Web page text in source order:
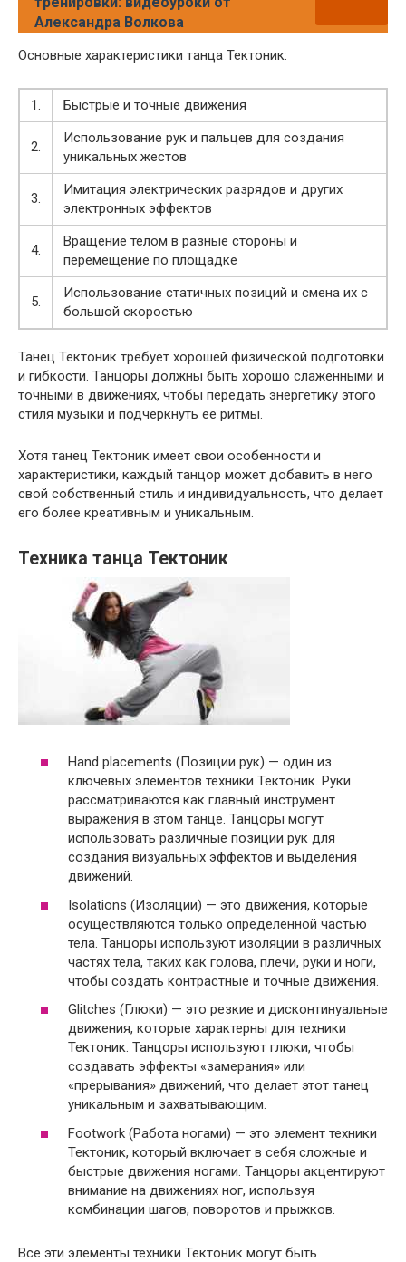
Александра Волкова
Основные характеристики танца Тектоник:
1. Быстрые и точные движения
2.
Использование рук и пальцев для создания
уникальных жестов
3.
Имитация электрических разрядов и других
электронных эффектов
4.
Вращение телом в разные стороны и
перемещение по площадке
5.
Использование статичных позиций и смена их с
большой скоростью
Танец Тектоник требует хорошей физической подготовки
и гибкости. Танцоры должны быть хорошо слаженными и
точными в движениях, чтобы передать энергетику этого
стиля музыки и подчеркнуть ее ритмы.
Хотя танец Тектоник имеет свои особенности и
характеристики, каждый танцор может добавить в него
свой собственный стиль и индивидуальность, что делает
его более креативным и уникальным.
Техника танца Тектоник
Hand placements (Позиции рук) — один из
ключевых элементов техники Тектоник. Руки
рассматриваются как главный инструмент
выражения в этом танце. Танцоры могут
использовать различные позиции рук для
создания визуальных эффектов и выделения
движений.
Isolations (Изоляции) — это движения, которые
осуществляются только определенной частью
тела. Танцоры используют изоляции в различных
частях тела, таких как голова, плечи, руки и ноги,
чтобы создать контрастные и точные движения.
Glitches (Глюки) — это резкие и дисконтинуальные
движения, которые характерны для техники
Тектоник. Танцоры используют глюки, чтобы
создавать эффекты «замерания» или
«прерывания» движений, что делает этот танец
уникальным и захватывающим.
Footwork (Работа ногами) — это элемент техники
Тектоник, который включает в себя сложные и
быстрые движения ногами. Танцоры акцентируют
внимание на движениях ног, используя
комбинации шагов, поворотов и прыжков.
Все эти элементы техники Тектоник могут быть